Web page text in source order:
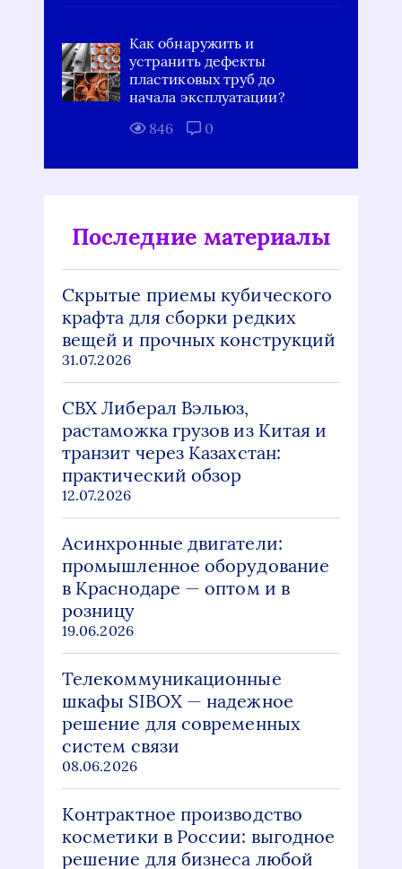
Как обнаружить и
устранить дефекты
пластиковых труб до
начала эксплуатации?
846
0
Последние материалы
Скрытые приемы кубического
крафта для сборки редких
вещей и прочных конструкций
31.07.2026
СВХ Либерал Вэльюз,
растаможка грузов из Китая и
транзит через Казахстан:
практический обзор
12.07.2026
Асинхронные двигатели:
промышленное оборудование
в Краснодаре — оптом и в
розницу
19.06.2026
Телекоммуникационные
шкафы SIBOX — надежное
решение для современных
систем связи
08.06.2026
Контрактное производство
косметики в России: выгодное
решение для бизнеса любой